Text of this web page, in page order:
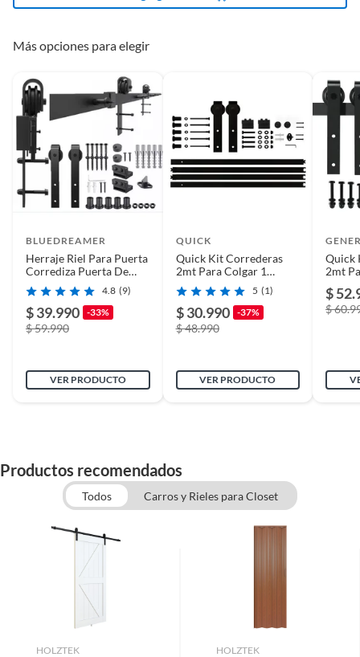
gabinete, graneros tanto en el exterior como en el
-El robusto riel de la puerta corredera puede soportar
Más opciones para elegir
BLUEDREAMER
Herraje Riel Para Puerta
Corrediza Puerta De
Granero 66ft2m4.8 (9)
$ 39.990 -33%
$ 59.990
VER PRODUCTO
QUICK
Quick Kit Correderas
2mt Para Colgar 1
Puerta Estilo Granero
5 (1)
$ 30.990 -37%
$ 48.990
VER PRODUCTO
Quick
2mt
$
$
Productos recomendados
Todos Carros y Rieles para Closet
HOLZTEK HOLZTEK